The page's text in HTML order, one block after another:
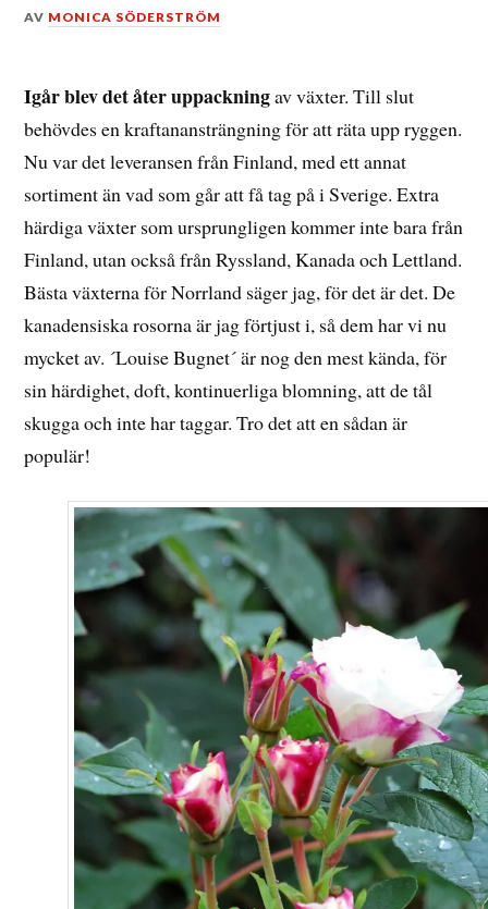
DEN
2017
AV MONICA SÖDERSTRÖM
Igår blev det åter uppackningav växter. Till slut
behövdes en kraftanansträngning för att räta upp ryggen.
Nu var det leveransen från Finland, med ett annat
sortiment än vad som går att få tag på i Sverige. Extra
härdiga växter som ursprungligen kommer inte bara från
Finland, utan också från Ryssland, Kanada och Lettland.
Bästa växterna för Norrland säger jag, för det är det. De
kanadensiska rosorna är jag förtjust i, så dem har vi nu
mycket av. ´Louise Bugnet´ är nog den mest kända, för
sin härdighet, doft, kontinuerliga blomning, att de tål
skugga och inte har taggar. Tro det att en sådan är
populär!